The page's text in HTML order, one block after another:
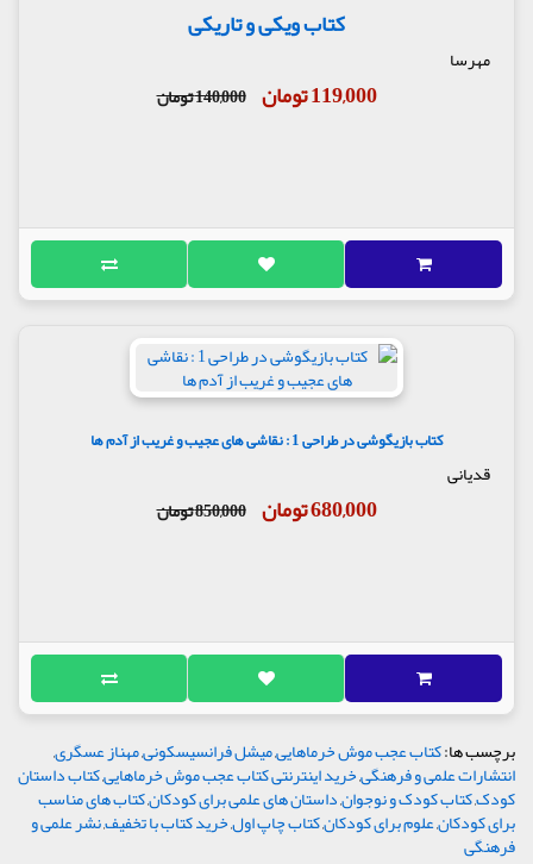
کتاب ویکی و تاریکی
مهرسا
119,000 تومان 140,000 تومان
کتاب بازیگوشی در طراحی 1 : نقاشی های عجیب و غریب از آدم ها
قدیانی
680,000 تومان 850,000 تومان
برچسب ها:کتاب عجب موش خرماهایی,میشل فرانسیسکونی,مهناز عسگری,
انتشارات علمی و فرهنگی,خرید اینترنتی کتاب عجب موش خرماهایی,کتاب داستان
کودک,کتاب کودک و نوجوان,داستان های علمی برای کودکان,کتاب های مناسب
برای کودکان,علوم برای کودکان,کتاب چاپ اول,خرید کتاب با تخفیف,نشر علمی و
فرهنگی